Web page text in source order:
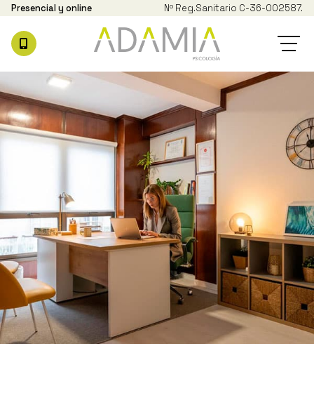
Presencial y online Nº Reg.Sanitario C-36-002587.